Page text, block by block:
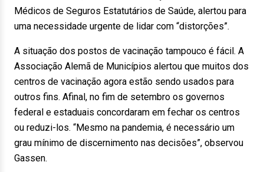
Médicos de Seguros Estatutários de Saúde, alertou para
uma necessidade urgente de lidar com “distorções”.
A situação dos postos de vacinação tampouco é fácil. A
Associação Alemã de Municípios alertou que muitos dos
centros de vacinação agora estão sendo usados ​​para
outros fins. Afinal, no fim de setembro os governos
federal e estaduais concordaram em fechar os centros
ou reduzi-los. “Mesmo na pandemia, é necessário um
grau mínimo de discernimento nas decisões”, observou
Gassen.